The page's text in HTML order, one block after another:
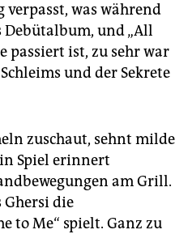
was während
Debütalbum, und „All
passiert ist, zu sehr war
und der Sekrete
zuschaut, sehnt milde
Spiel erinnert
am Grill.
Ghersi die
to Me“ spielt. Ganz zu